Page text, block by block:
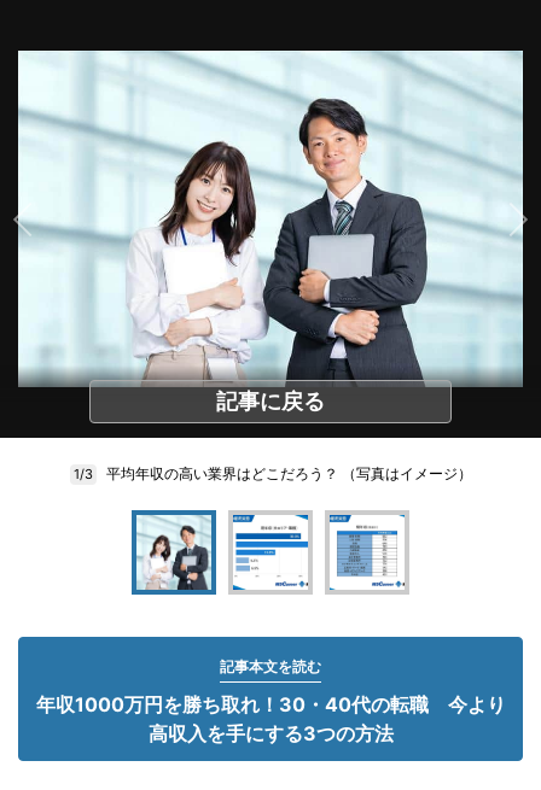
記事に戻る
1/3 平均年収の高い業界はどこだろう？ （写真はイメージ）
記事本文を読む
年収1000万円を勝ち取れ！30・40代の転職 今より
高収入を手にする3つの方法